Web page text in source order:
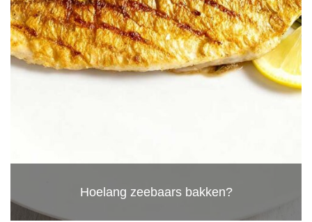
Hoelang zeebaars bakken?